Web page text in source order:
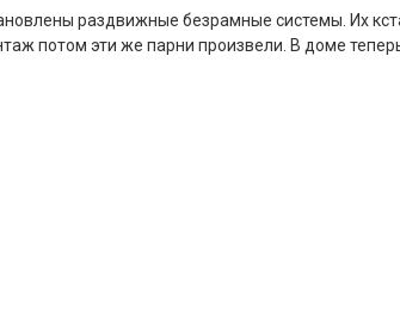
раздвижные безрамные системы. Их
потом эти же парни произвели. В доме